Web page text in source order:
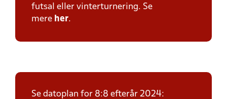
futsal eller vinterturnering. Se
mere her.
Se datoplan for 8:8 efterår 2024: